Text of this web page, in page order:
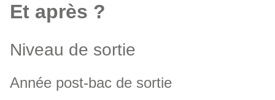
Et après ?
Niveau de sortie
Année post-bac de sortie